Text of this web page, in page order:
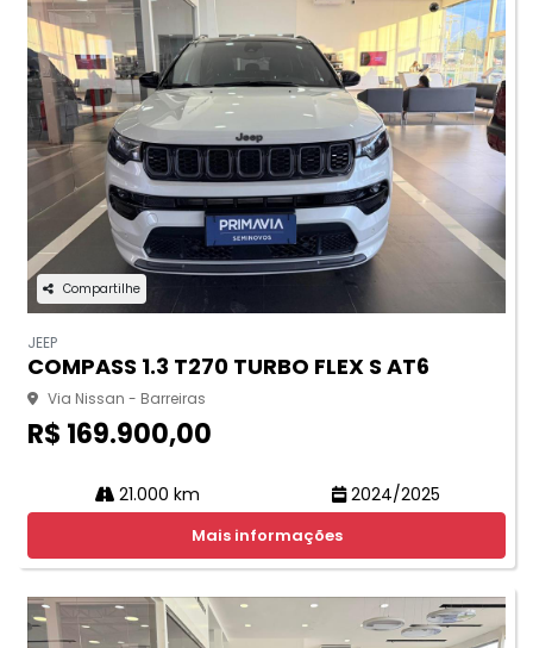
Compartilhe
JEEP
COMPASS 1.3 T270 TURBO FLEX S AT6
Via Nissan - Barreiras
R$ 169.900,00
21.000 km 2024/2025
Mais informações